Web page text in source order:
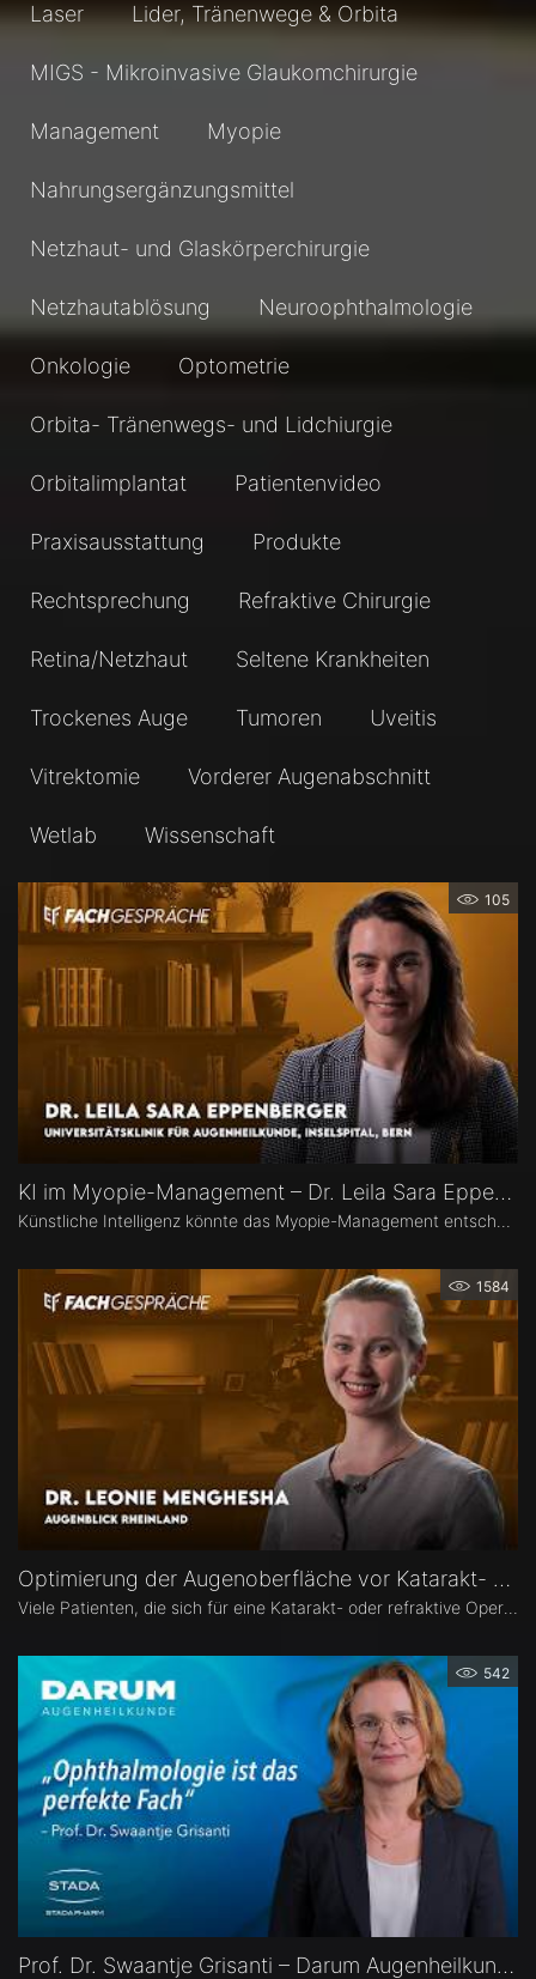
Laser Lider, Tränenwege & Orbita
MIGS - Mikroinvasive Glaukomchirurgie
Management Myopie
Nahrungsergänzungsmittel
Netzhaut- und Glaskörperchirurgie
Netzhautablösung Neuroophthalmologie
Onkologie Optometrie
Orbita- Tränenwegs- und Lidchiurgie
Orbitalimplantat Patientenvideo
Praxisausstattung Produkte
Rechtsprechung Refraktive Chirurgie
Retina/Netzhaut Seltene Krankheiten
Trockenes Auge Tumoren Uveitis
Vitrektomie Vorderer Augenabschnitt
Wetlab Wissenschaft
105
KI im Myopie-Management – Dr. Leila Sara Eppenberger
1584
Optimierung der Augenoberfläche vor Katarakt- und Refraktiver Operation – Dr. Leonie Menghesha
542
Prof. Dr. Swaantje Grisanti – Darum Augenheilkunde